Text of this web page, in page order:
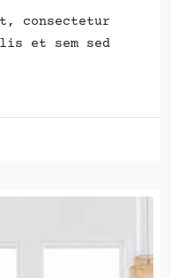
consectetur
et sem sed